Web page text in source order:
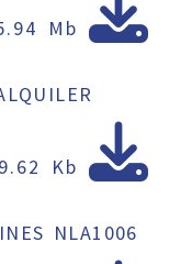
Mb
Kb
NLA1006